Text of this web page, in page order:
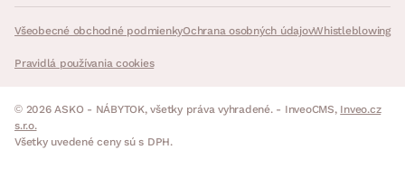
Všeobecné obchodné podmienkyOchrana osobných údajovWhistleblowing
Pravidlá používania cookies
© 2026 ASKO - NÁBYTOK, všetky práva vyhradené. - InveoCMS, Inveo.cz
s.r.o.
Všetky uvedené ceny sú s DPH.